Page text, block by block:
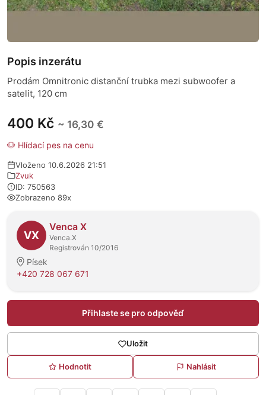
400 Kč ~ 16,30 €
🐶 Hlídací pes na cenu
Vloženo 10.6.2026 21:51
Zvuk
ID: 750563
Zobrazeno 89x
O prodejci
VX
Venca X
Venca.X
Registrován 10/2016
Písek
+420 728 067 671
Přihlaste se pro odpověď
Uložit
Hodnotit Nahlásit
Popis inzerátu
Prodám Omnitronic distanční trubka mezi subwoofer a
satelit, 120 cm